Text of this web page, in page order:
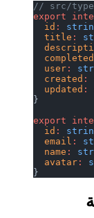
// src/
export
  id
  title
  user
  created
  updated
export
  id
  email
  name
  avatar